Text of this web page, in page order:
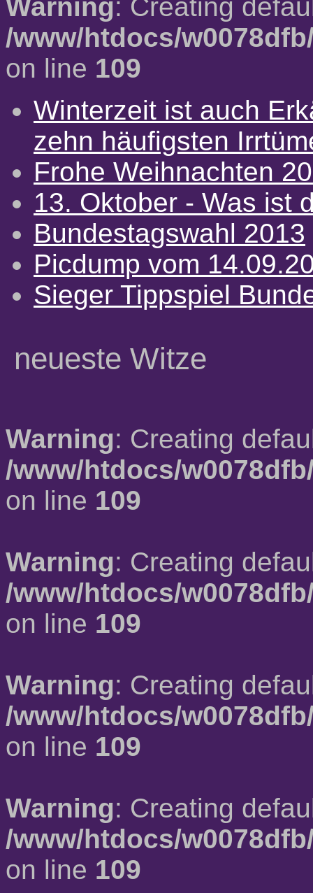
Warning: Creating
/www/htdocs/
on line 109
Winterzeit ist auch
zehn häufigsten
Frohe Weihnachten
13. Oktober - Was ist
Bundestagswahl 2013
Picdump vom
Sieger Tippspiel
neueste Witze
Warning: Creating
/www/htdocs/
on line 109
Warning: Creating
/www/htdocs/
on line 109
Warning: Creating
/www/htdocs/
on line 109
Warning: Creating
/www/htdocs/
on line 109